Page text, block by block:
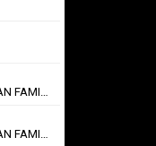
Dražba hráčských dresů SILESIAN FAMILY - #25 Robert SADOWSKI
Dražba hráčských dresů SILESIAN FAMILY - #22